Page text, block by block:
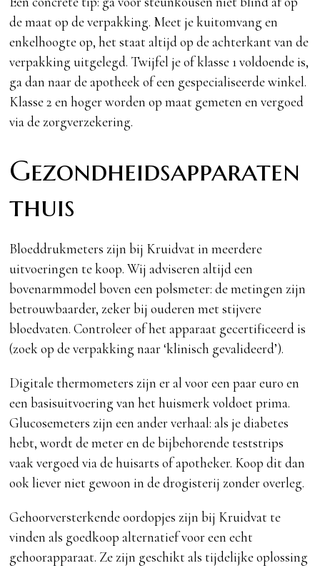
de maat op de verpakking. Meet je kuitomvang en
enkelhoogte op, het staat altijd op de achterkant van de
verpakking uitgelegd. Twijfel je of klasse 1 voldoende is,
ga dan naar de apotheek of een gespecialiseerde winkel.
Klasse 2 en hoger worden op maat gemeten en vergoed
via de zorgverzekering.
Gezondheidsapparaten
thuis
Bloeddrukmeters zijn bij Kruidvat in meerdere
uitvoeringen te koop. Wij adviseren altijd een
bovenarmmodel boven een polsmeter: de metingen zijn
betrouwbaarder, zeker bij ouderen met stijvere
bloedvaten. Controleer of het apparaat gecertificeerd is
(zoek op de verpakking naar ‘klinisch gevalideerd’).
Digitale thermometers zijn er al voor een paar euro en
een basisuitvoering van het huismerk voldoet prima.
Glucosemeters zijn een ander verhaal: als je diabetes
hebt, wordt de meter en de bijbehorende teststrips
vaak vergoed via de huisarts of apotheker. Koop dit dan
ook liever niet gewoon in de drogisterij zonder overleg.
Gehoorversterkende oordopjes zijn bij Kruidvat te
vinden als goedkoop alternatief voor een echt
gehoorapparaat. Ze zijn geschikt als tijdelijke oplossing